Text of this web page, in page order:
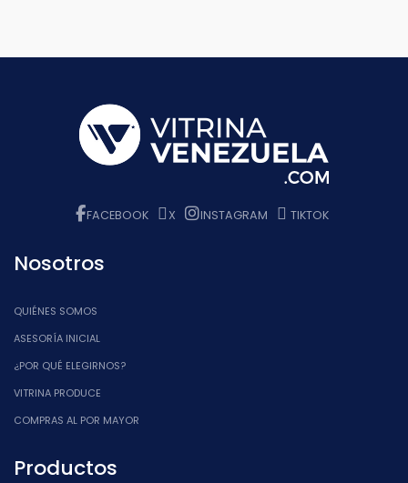
FACEBOOK X INSTAGRAM TIKTOK
Nosotros
QUIÉNES SOMOS
ASESORÍA INICIAL
¿POR QUÉ ELEGIRNOS?
VITRINA PRODUCE
COMPRAS AL POR MAYOR
Productos